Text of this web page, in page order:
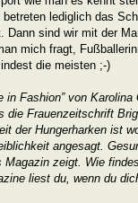
lediglich das
Dann sind wir mit der
mich fragt,
die meisten ;-)
in Fashion” von
die Frauenzeitschrift
der Hungerharken ist
angesagt.
Magazin zeigt. Wie
liest du, wenn du